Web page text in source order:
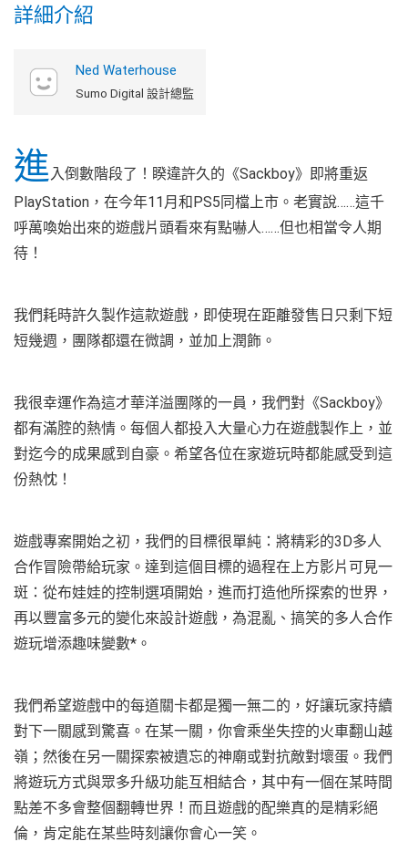
詳細介紹
Ned Waterhouse
Sumo Digital 設計總監
進 入倒數階段了！睽違許久的《Sackboy》即將重返
PlayStation，在今年11月和PS5同檔上市。老實說……這千
呼萬喚始出來的遊戲片頭看來有點嚇人……但也相當令人期
待！
我們耗時許久製作這款遊戲，即使現在距離發售日只剩下短
短幾週，團隊都還在微調，並加上潤飾。
我很幸運作為這才華洋溢團隊的一員，我們對《Sackboy》
都有滿腔的熱情。每個人都投入大量心力在遊戲製作上，並
對迄今的成果感到自豪。希望各位在家遊玩時都能感受到這
份熱忱！
遊戲專案開始之初，我們的目標很單純：將精彩的3D多人
合作冒險帶給玩家。達到這個目標的過程在上方影片可見一
斑：從布娃娃的控制選項開始，進而打造他所探索的世界，
再以豐富多元的變化來設計遊戲，為混亂、搞笑的多人合作
遊玩增添趣味變數*。
我們希望遊戲中的每道關卡都是獨一無二的，好讓玩家持續
對下一關感到驚喜。在某一關，你會乘坐失控的火車翻山越
嶺；然後在另一關探索被遺忘的神廟或對抗敵對壞蛋。我們
將遊玩方式與眾多升級功能互相結合，其中有一個在某時間
點差不多會整個翻轉世界！而且遊戲的配樂真的是精彩絕
倫，肯定能在某些時刻讓你會心一笑。